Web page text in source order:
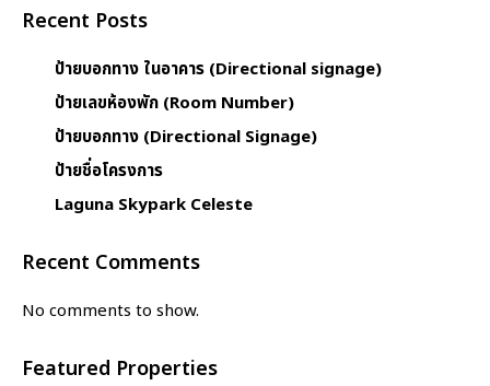
Recent Posts
ป้ายบอกทาง ในอาคาร (Directional signage)
ป้ายเลขห้องพัก (Room Number)
ป้ายบอกทาง (Directional Signage)
ป้ายชื่อโครงการ
Laguna Skypark Celeste
Recent Comments
No comments to show.
Featured Properties